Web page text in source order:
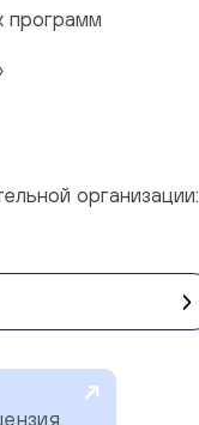
программ
организации: